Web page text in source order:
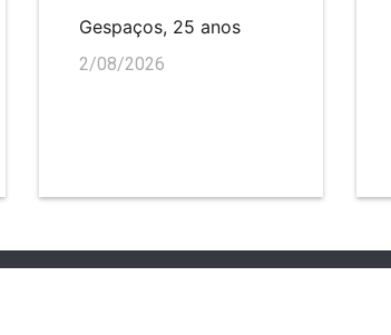
Gespaços, 25 anos
2/08/2026